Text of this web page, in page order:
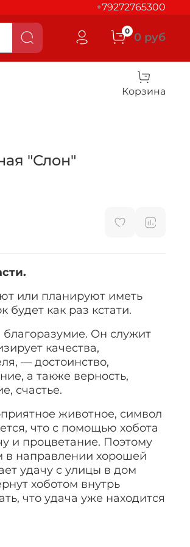
+79272765300
0 0 руб
Корзина
"Слон"
или планируют иметь
будет как раз кстати.
благоразумие. Он служит
качества,
— достоинство,
а также верность,
счастье.
животное, символ
что с помощью хобота
и процветание. Поэтому
в направлении хорошей
удачу с улицы в дом
хоботом внутрь
что удача уже находится